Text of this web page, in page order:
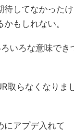
待してなかったけ
もしれない。
いろな意味でき
取らなくなりま
にアプデ入れて